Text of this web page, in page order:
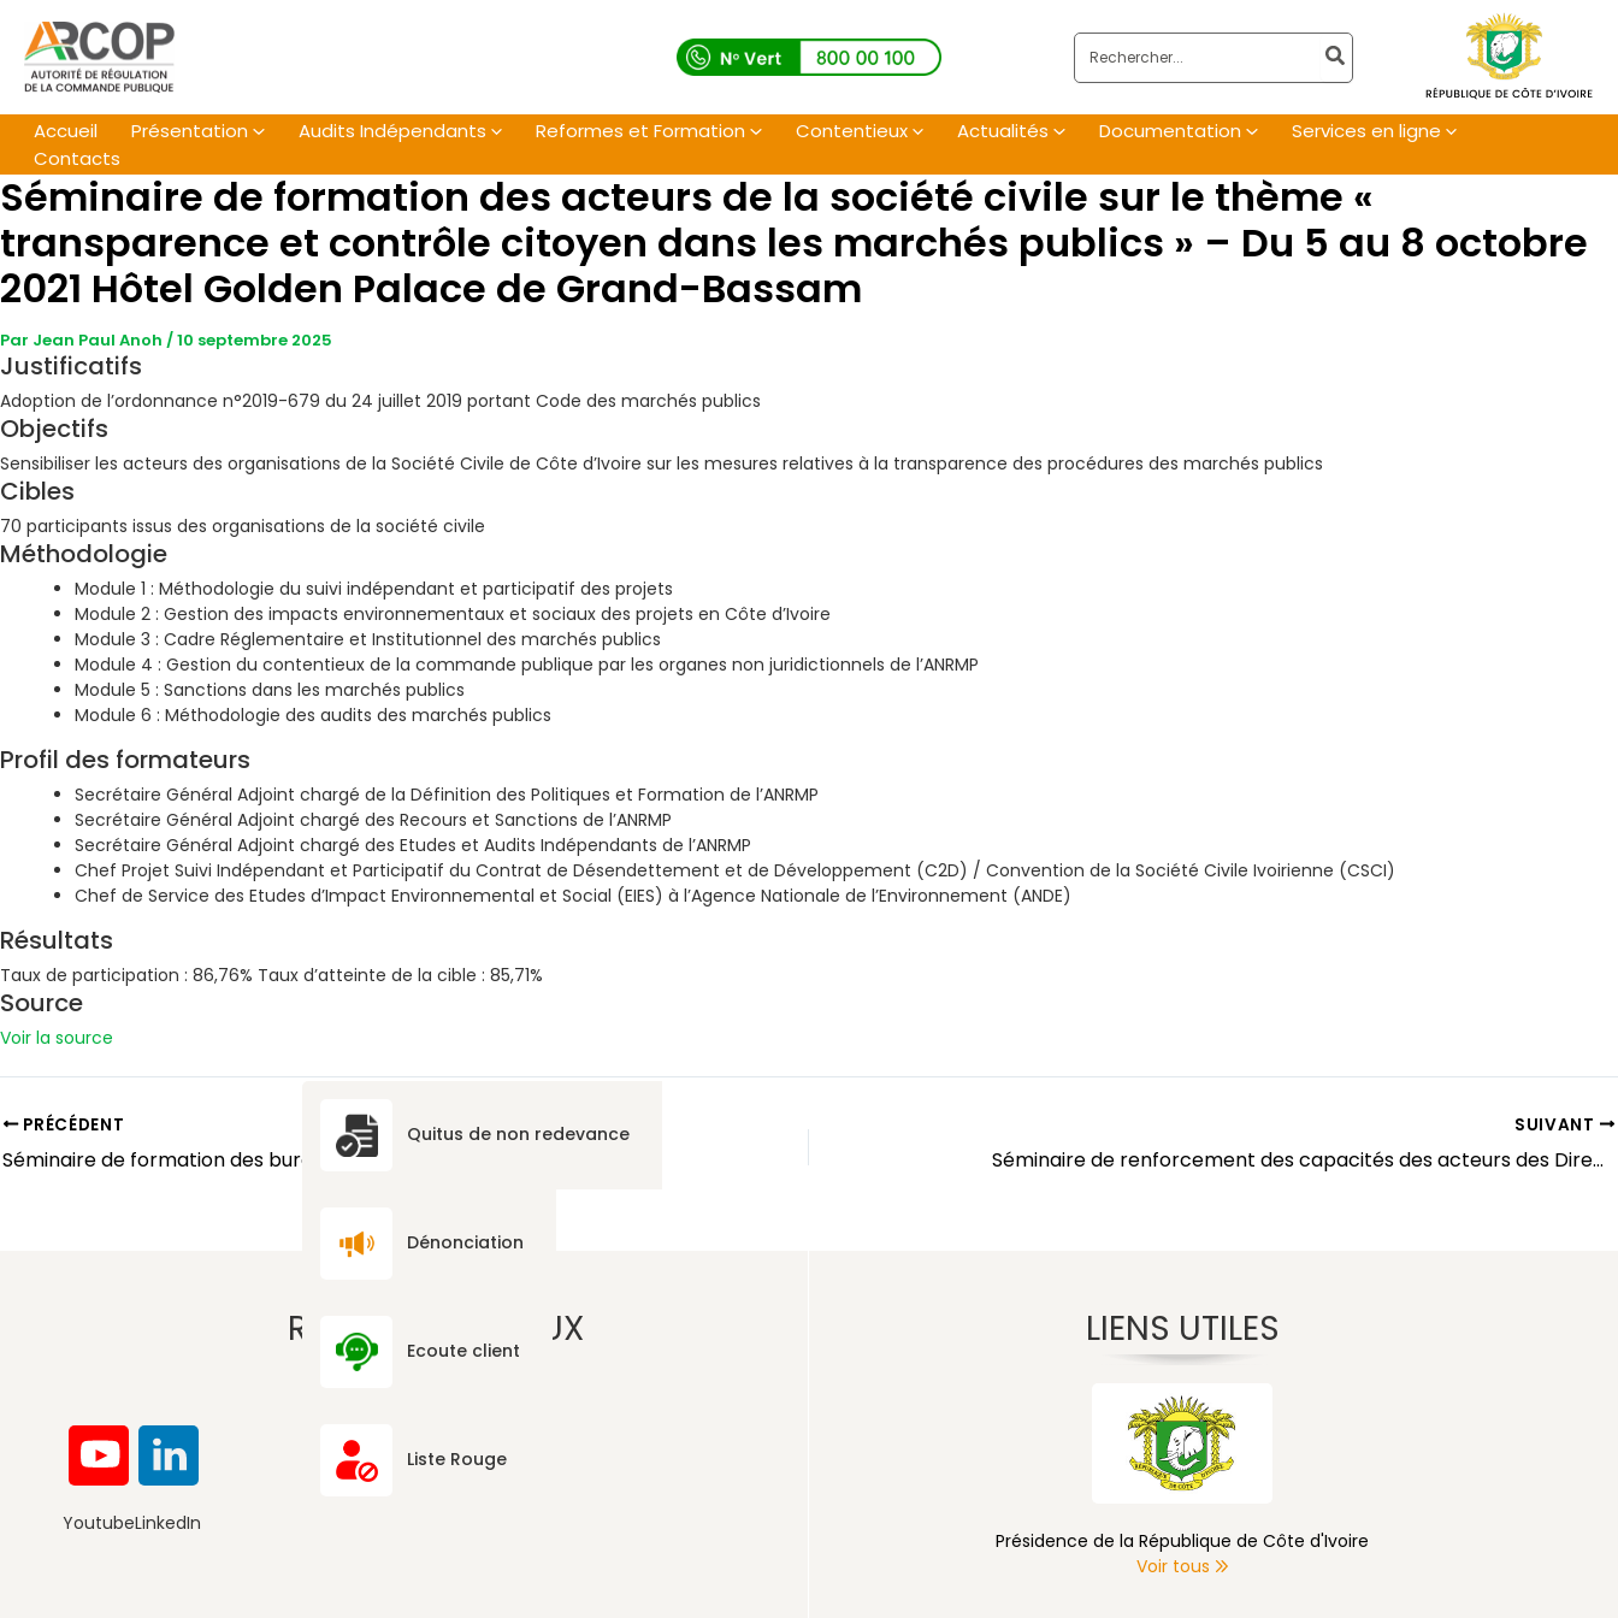
contenu
Rechercher:
Accueil Présentation Audits Indépendants Reformes et Formation Contentieux Actualités Documentation
Services en ligne
Contacts
Séminaire de formation des acteurs de la société civile sur le thème «
transparence et contrôle citoyen dans les marchés publics » – Du 5 au 8 octobre
2021 Hôtel Golden Palace de Grand-Bassam
Par Jean Paul Anoh /10 septembre 2025
Justificatifs
Adoption de l’ordonnance n°2019-679 du 24 juillet 2019 portant Code des marchés publics
Objectifs
Sensibiliser les acteurs des organisations de la Société Civile de Côte d’Ivoire sur les mesures relatives à la transparence des procédures des marchés publics
Cibles
70 participants issus des organisations de la société civile
Méthodologie
Module 1 : Méthodologie du suivi indépendant et participatif des projets
Module 2 : Gestion des impacts environnementaux et sociaux des projets en Côte d’Ivoire
Module 3 : Cadre Réglementaire et Institutionnel des marchés publics
Module 4 : Gestion du contentieux de la commande publique par les organes non juridictionnels de l’ANRMP
Module 5 : Sanctions dans les marchés publics
Module 6 : Méthodologie des audits des marchés publics
Profil des formateurs
Secrétaire Général Adjoint chargé de la Définition des Politiques et Formation de l’ANRMP
Secrétaire Général Adjoint chargé des Recours et Sanctions de l’ANRMP
Secrétaire Général Adjoint chargé des Etudes et Audits Indépendants de l’ANRMP
Chef Projet Suivi Indépendant et Participatif du Contrat de Désendettement et de Développement (C2D) / Convention de la Société Civile Ivoirienne (CSCI)
Chef de Service des Etudes d’Impact Environnemental et Social (EIES) à l’Agence Nationale de l’Environnement (ANDE)
Résultats
Taux de participation : 86,76% Taux d’atteinte de la cible : 85,71%
Source
Voir la source
PRÉCÉDENT SUIVANT
Séminaire de renforcement des capacités des acteurs des Directions des Affaires Financières des Établissements Publics Nationaux (EPN) sur le thème « Procédures de passation des marchés publics et d’exécution des crédits budgétaires dans les établissements publics nationaux » – Du 19 au 22 octobre 2021 à Hôtel Golden Palace de Grand-Bassam
RÉSEAUX SOCIAUX
YoutubeLinkedIn
LIENS UTILES
Présidence de la République de Côte d'Ivoire
Voir tous
Quitus de non redevance
Dénonciation
Ecoute client
Liste Rouge